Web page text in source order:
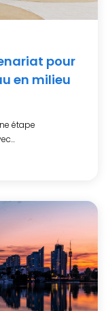
pour
en milieu
étape